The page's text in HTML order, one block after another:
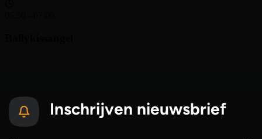
Inschrijven nieuwsbrief